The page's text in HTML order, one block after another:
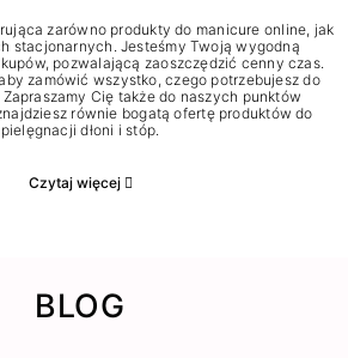
zarówno produkty do manicure online, jak
stacjonarnych. Jesteśmy Twoją wygodną
pozwalającą zaoszczędzić cenny czas.
zamówić wszystko, czego potrzebujesz do
Cię także do naszych punktów
równie bogatą ofertę produktów do
pielęgnacji dłoni i stóp.
Czytaj więcej
BLOG